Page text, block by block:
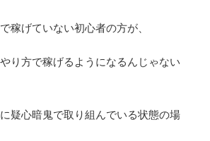
稼げていない初心者の方が、
り方で稼げるようになるんじゃない
疑心暗鬼で取り組んでいる状態の場